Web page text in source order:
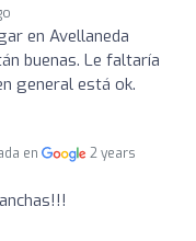
en Avellaneda
buenas. Le faltaría
general está ok.
en
2 years